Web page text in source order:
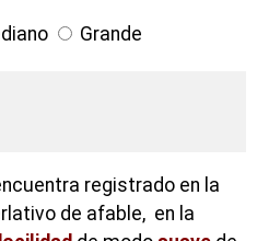
Grande
registrado en la
de afable, en la